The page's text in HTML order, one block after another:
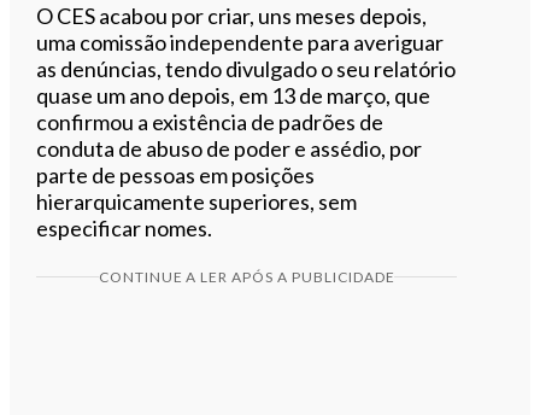
O CES acabou por criar, uns meses depois,
uma comissão independente para averiguar
as denúncias, tendo divulgado o seu relatório
quase um ano depois, em 13 de março, que
confirmou a existência de padrões de
conduta de abuso de poder e assédio, por
parte de pessoas em posições
hierarquicamente superiores, sem
especificar nomes.
CONTINUE A LER APÓS A PUBLICIDADE